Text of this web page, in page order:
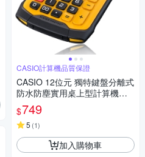
CASIO計算機品質保證
CASIO 12位元 獨特鍵盤分離式
防水防塵實用桌上型計算機WM
-320MT-大黃蜂潮流配
$749
5 (1)
加入購物車